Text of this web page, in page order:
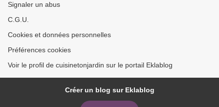
Signaler un abus
C.G.U.
Cookies et données personnelles
Préférences cookies
Voir le profil de cuisinetonjardin sur le portail Eklablog
Créer un blog sur Eklablog